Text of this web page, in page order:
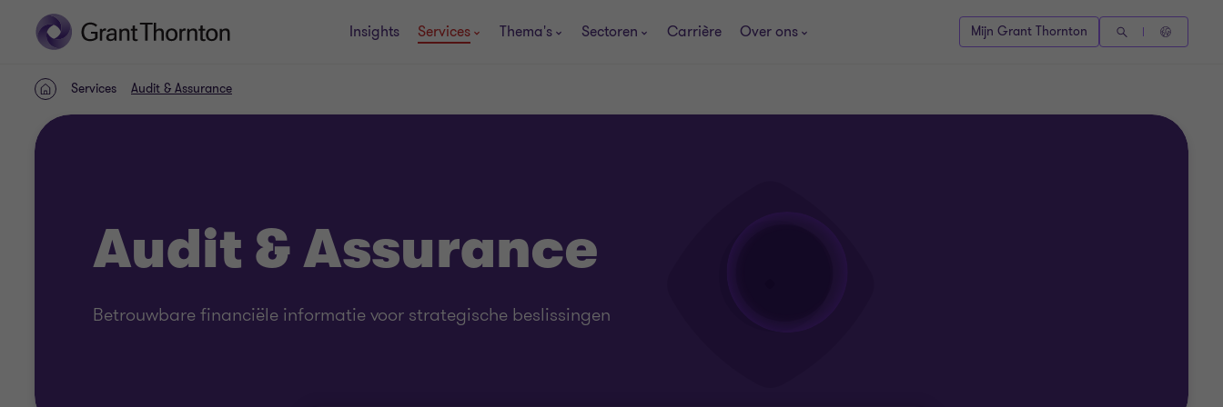
Insights Services Thema's Sectoren Carrière Over ons Mijn Grant Thornton
HOMEServices Audit & Assurance
Audit & Assurance
Betrouwbare financiële informatie voor strategische beslissingen